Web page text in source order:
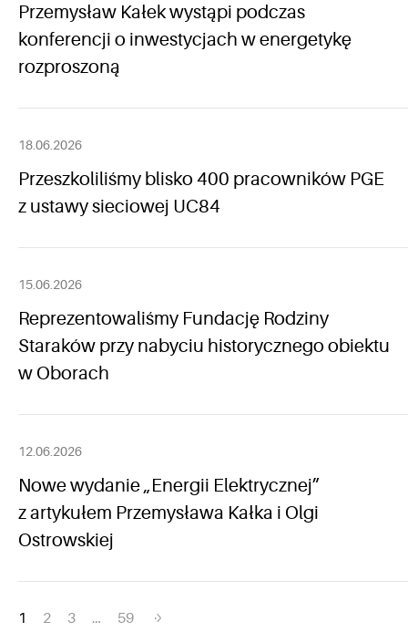
Przemysław Kałek wystąpi podczas
konferencji o inwestycjach w energetykę
rozproszoną
18.06.2026
Przeszkoliliśmy blisko 400 pracowników PGE
z ustawy sieciowej UC84
15.06.2026
Reprezentowaliśmy Fundację Rodziny
Staraków przy nabyciu historycznego obiektu
w Oborach
12.06.2026
Nowe wydanie „Energii Elektrycznej”
z artykułem Przemysława Kałka i Olgi
Ostrowskiej
Nawigacja
1 2 3 … 59